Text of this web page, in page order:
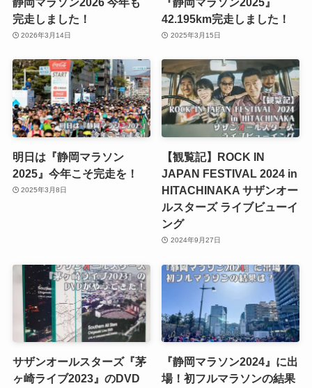
完走しました！
2026年3月14日
42.195km完走しました！
2025年3月15日
明日は『静岡マラソン
2025』今年こそ完走を！
2025年3月8日
【観覧記】ROCK IN
JAPAN FESTIVAL 2024 in
HITACHINAKA サザンオー
ルスターズ ライブビューイ
ング
2024年9月27日
サザンオールスターズ『茅
ヶ崎ライブ2023』のDVD
『静岡マラソン2024』に出
場！初フルマラソンの結果